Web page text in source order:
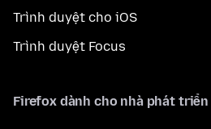
Trình duyệt cho iOS
Trình duyệt Focus
Firefox dành cho nhà phát triển